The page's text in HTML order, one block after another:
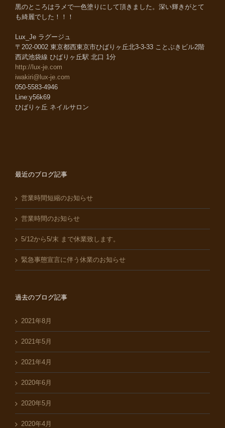
黒のところはラメで一色塗りにして頂きました。深い輝きがとて
も綺麗でした！！！
Lux_Je ラグージュ
〒202-0002 東京都西東京市ひばりヶ丘北3-3-33 ことぶきビル2階
西武池袋線 ひばりヶ丘駅 北口 1分
http://lux-je.com
iwakiri@lux-je.com
050-5583-4946
Line:y56k69
ひばりヶ丘 ネイルサロン
最近のブログ記事
営業時間短縮のお知らせ
営業時間のお知らせ
5/12から5/末 まで休業致します。
緊急事態宣言に伴う休業のお知らせ
過去のブログ記事
2021年8月
2021年5月
2021年4月
2020年6月
2020年5月
2020年4月